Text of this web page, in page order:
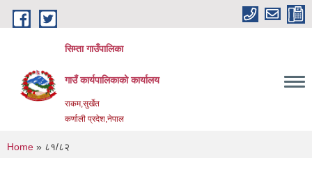
Skip to main content
सिम्ता गाउँपालिका
गाउँ कार्यपालिकाको कार्यालय
राकम,सुर्खेत
कर्णाली प्रदेश,नेपाल
You are here
Home » ८१/८२